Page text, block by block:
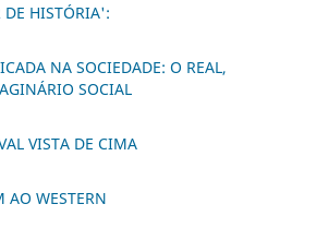
DE HISTÓRIA':
NA SOCIEDADE: O REAL,
SOCIAL
VISTA DE CIMA
AO WESTERN